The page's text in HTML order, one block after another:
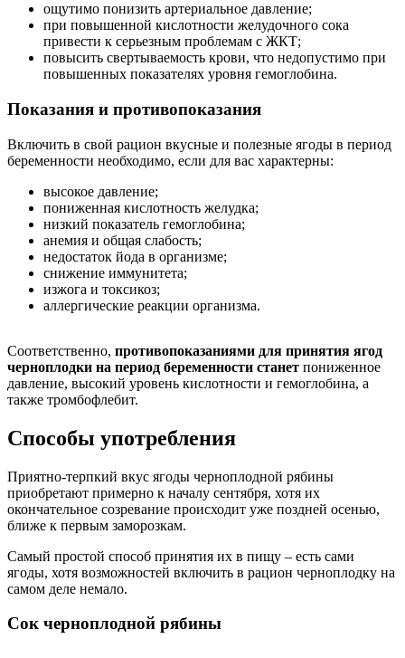
ощутимо понизить артериальное давление;
при повышенной кислотности желудочного сока
привести к серьезным проблемам с ЖКТ;
повысить свертываемость крови, что недопустимо при
повышенных показателях уровня гемоглобина.
Показания и противопоказания
Включить в свой рацион вкусные и полезные ягоды в период
беременности необходимо, если для вас характерны:
высокое давление;
пониженная кислотность желудка;
низкий показатель гемоглобина;
анемия и общая слабость;
недостаток йода в организме;
снижение иммунитета;
изжога и токсикоз;
аллергические реакции организма.
Соответственно, противопоказаниями для принятия ягод
черноплодки на период беременности станет пониженное
давление, высокий уровень кислотности и гемоглобина, а
также тромбофлебит.
Способы употребления
Приятно-терпкий вкус ягоды черноплодной рябины
приобретают примерно к началу сентября, хотя их
окончательное созревание происходит уже поздней осенью,
ближе к первым заморозкам.
Самый простой способ принятия их в пищу – есть сами
ягоды, хотя возможностей включить в рацион черноплодку на
самом деле немало.
Сок черноплодной рябины